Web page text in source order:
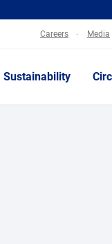
Careers Media
Sustainability